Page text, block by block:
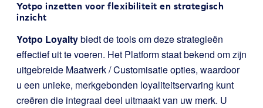
Yotpo inzetten voor flexibiliteit en strategisch
inzicht
Yotpo Loyaltybiedt de tools om deze strategieën
effectief uit te voeren. Het Platform staat bekend om zijn
uitgebreide Maatwerk / Customisatie opties, waardoor
u een unieke, merkgebonden loyaliteitservaring kunt
creëren die integraal deel uitmaakt van uw merk. U